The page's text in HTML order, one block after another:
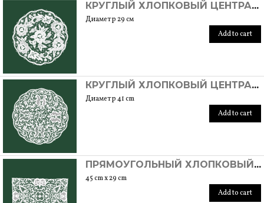
КРУГЛЫЙ ХЛОПКОВЫЙ ЦЕНТРАЛЬНЫЙ ЭЛЕМЕНТ РУЧНОЙ РАБОТЫ С БУРАНСКИМ ШВОМ
Диаметр 29 см
Add to cart
КРУГЛЫЙ ХЛОПКОВЫЙ ЦЕНТРАЛЬНЫЙ ЭЛЕМЕНТ РУЧНОЙ РАБОТЫ С БУРАНСКИМ ШВОМ
Диаметр 41 cm
Add to cart
ПРЯМОУГОЛЬНЫЙ ХЛОПКОВЫЙ ЦЕНТРАЛЬНЫЙ ЭЛЕМЕНТ РУЧНОЙ РАБОТЫ С БУРАНСКИМ ШВОМ. УНИКАЛЬНАЯ ВЕЩЬ
45 cm x 29 cm
Add to cart